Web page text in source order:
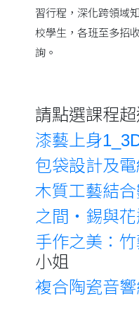
習行程，深化跨領域
校學生，各班至多招
詢。
請點選課程
漆藝上身
包袋設計及
木質工藝結
之間‧錫與花
手作之美：
小姐
複合陶瓷音